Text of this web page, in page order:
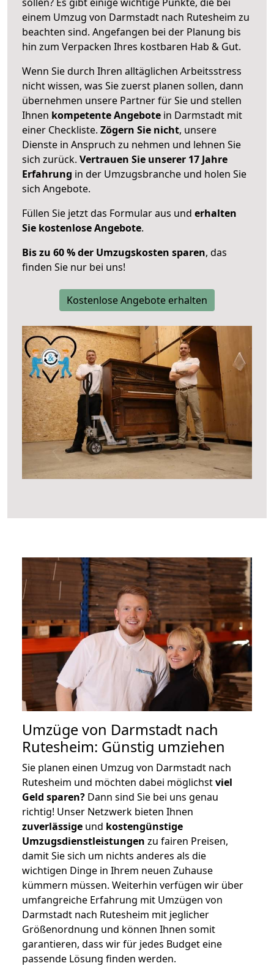
einem Umzug von Darmstadt nach Rutesheim zu
beachten sind. Angefangen bei der Planung bis
hin zum Verpacken Ihres kostbaren Hab & Gut.
Wenn Sie durch Ihren alltäglichen Arbeitsstress
nicht wissen, was Sie zuerst planen sollen, dann
übernehmen unsere Partner für Sie und stellen
Ihnen kompetente Angebote in Darmstadt mit
einer Checkliste. Zögern Sie nicht, unsere
Dienste in Anspruch zu nehmen und lehnen Sie
sich zurück. Vertrauen Sie unserer 17 Jahre
Erfahrung in der Umzugsbranche und holen Sie
sich Angebote.
Füllen Sie jetzt das Formular aus und erhalten
Sie kostenlose Angebote.
Bis zu 60 % der Umzugskosten sparen, das
finden Sie nur bei uns!
Kostenlose Angebote erhalten
Umzüge von Darmstadt nach
Rutesheim: Günstig umziehen
Sie planen einen Umzug von Darmstadt nach
Rutesheim und möchten dabei möglichstviel
Geld sparen? Dann sind Sie bei uns genau
richtig! Unser Netzwerk bieten Ihnen
zuverlässige und kostengünstige
Umzugsdienstleistungen zu fairen Preisen,
damit Sie sich um nichts anderes als die
wichtigen Dinge in Ihrem neuen Zuhause
kümmern müssen. Weiterhin verfügen wir über
umfangreiche Erfahrung mit Umzügen von
Darmstadt nach Rutesheim mit jeglicher
Größenordnung und können Ihnen somit
garantieren, dass wir für jedes Budget eine
passende Lösung finden werden.